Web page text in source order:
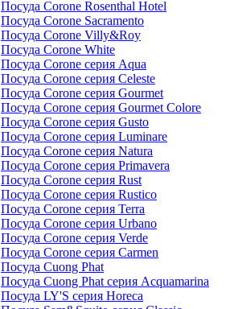
Посуда Corone Rosenthal Hotel
Посуда Corone Sacramento
Посуда Corone Villy&Roy
Посуда Corone White
Посуда Corone серия Aqua
Посуда Corone серия Celeste
Посуда Corone серия Gourmet
Посуда Corone серия Gourmet Colore
Посуда Corone серия Gusto
Посуда Corone серия Luminare
Посуда Corone серия Natura
Посуда Corone серия Primavera
Посуда Corone серия Rust
Посуда Corone серия Rustico
Посуда Corone серия Terra
Посуда Corone серия Urbano
Посуда Corone серия Verde
Посуда Corone серия Сarmen
Посуда Cuong Phat
Посуда Cuong Phat серия Acquamarina
Посуда LY'S серия Horeca